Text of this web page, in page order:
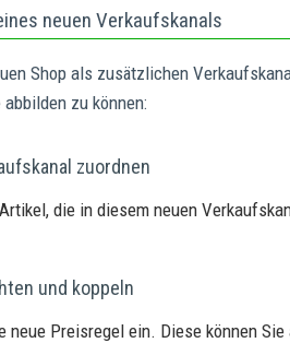
neuen Verkaufskanals
Shop als zusätzlichen
zu können:
zuordnen
die in diesem neuen
und koppeln
neue Preisregel ein. Diese können